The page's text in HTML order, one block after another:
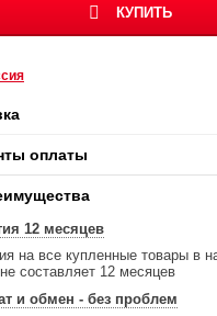
КУПИТЬ
оплаты
12 месяцев
на все купленные товары в
составляет 12 месяцев
и обмен - без проблем